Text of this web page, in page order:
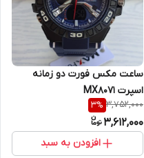
ساعت مکس فورت دو زمانه
اسپرت MX8071
3,752,000
3%
3,612,000
افزودن به سبد